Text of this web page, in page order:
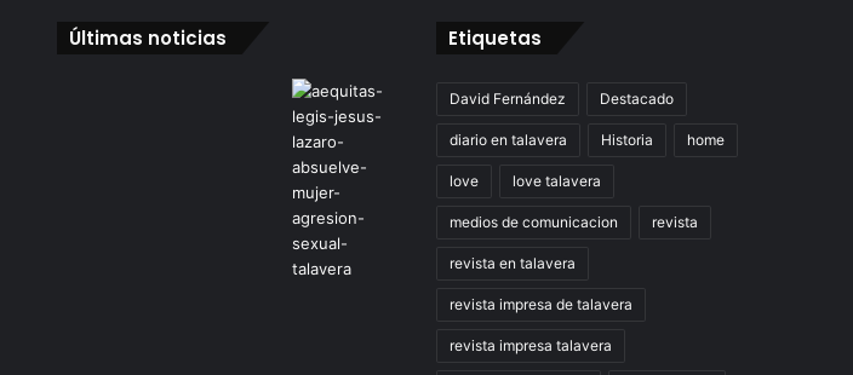
Últimas noticias Etiquetas
David Fernández Destacado
diario en talavera Historia home
love love talavera
medios de comunicacion revista
revista en talavera
revista impresa de talavera
revista impresa talavera